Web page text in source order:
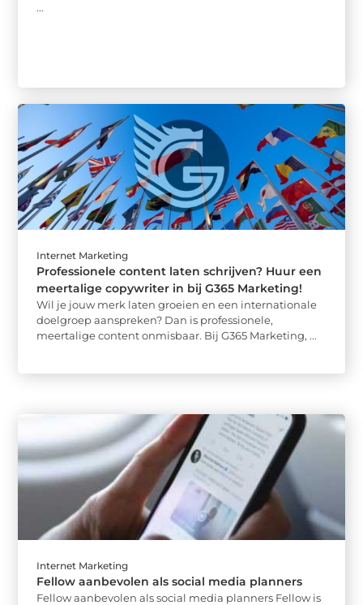
...
Internet Marketing
Professionele content laten schrijven? Huur een
meertalige copywriter in bij G365 Marketing!
Wil je jouw merk laten groeien en een internationale
doelgroep aanspreken? Dan is professionele,
meertalige content onmisbaar. Bij G365 Marketing, ...
Internet Marketing
Fellow aanbevolen als social media planners
Fellow aanbevolen als social media planners Fellow is